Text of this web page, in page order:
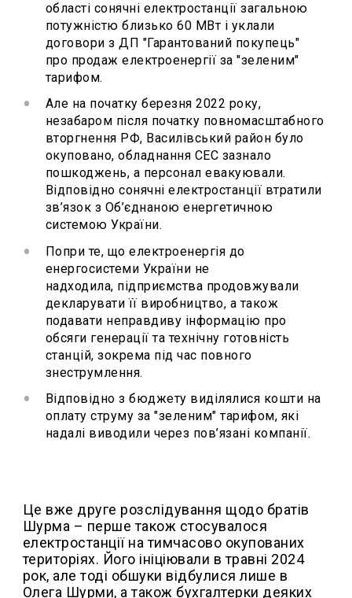
області сонячні електростанції загальною
потужністю близько 60 МВт і уклали
договори з ДП "Гарантований покупець"
про продаж електроенергії за "зеленим"
тарифом.
Але на початку березня 2022 року,
незабаром після початку повномасштабного
вторгнення РФ, Василівський район було
окуповано, обладнання СЕС зазнало
пошкоджень, а персонал евакуювали.
Відповідно сонячні електростанції втратили
зв’язок з Об’єднаною енергетичною
системою України.
Попри те, що електроенергія до
енергосистеми України не
надходила, підприємства продовжували
декларувати її виробництво, а також
подавати неправдиву інформацію про
обсяги генерації та технічну готовність
станцій, зокрема під час повного
знеструмлення.
Відповідно з бюджету виділялися кошти на
оплату струму за "зеленим" тарифом, які
надалі виводили через пов’язані компанії.
Це вже друге розслідування щодо братів
Шурма – перше також стосувалося
електростанції на тимчасово окупованих
територіях. Його ініціювали в травні 2024
рок, але тоді обшуки відбулися лише в
Олега Шурми, а також бухгалтерки деяких